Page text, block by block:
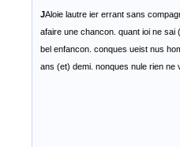
JAloie lautre ier errant sans
afaire une chancon. quant ioi ne
bel enfancon. conques ueist nus
ans (et) demi. nonques nule rien ne